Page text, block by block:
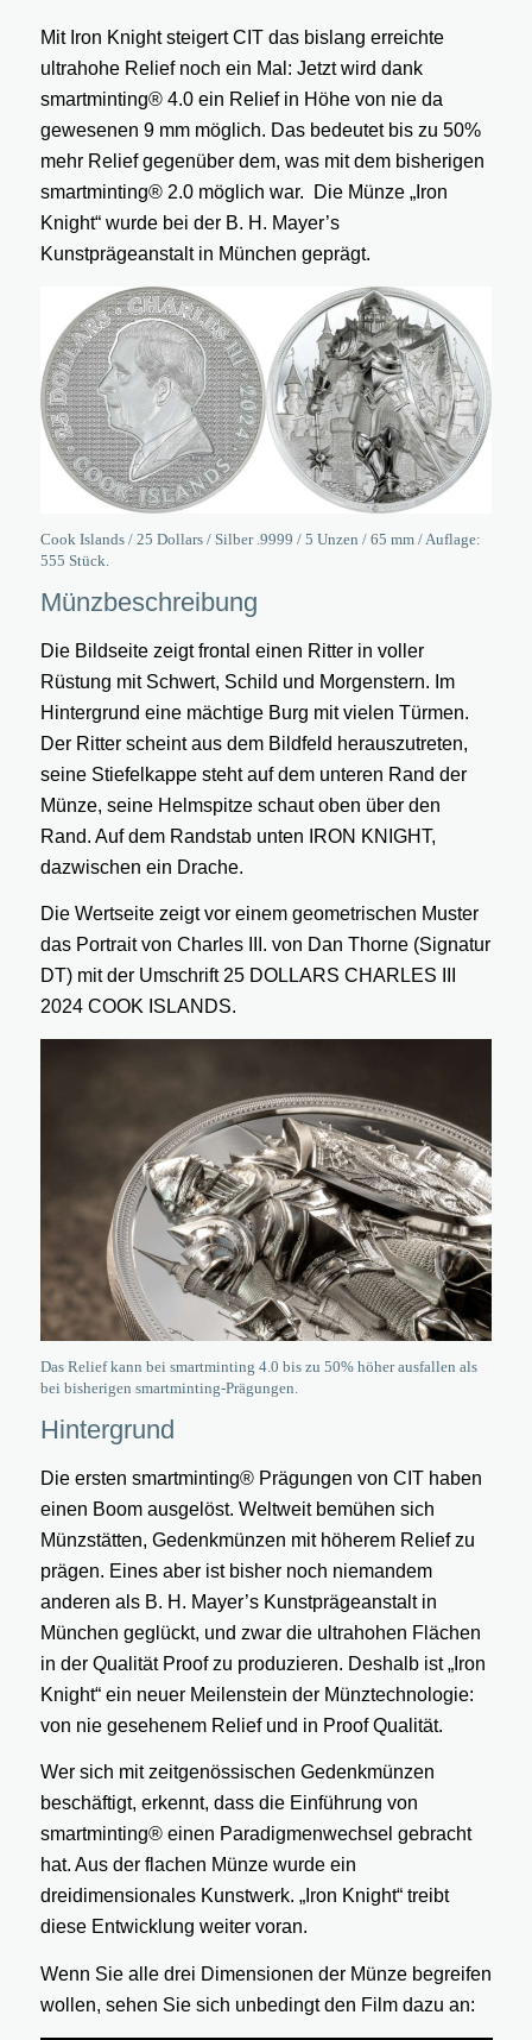
Mit Iron Knight steigert CIT das bislang erreichte
ultrahohe Relief noch ein Mal: Jetzt wird dank
smartminting® 4.0 ein Relief in Höhe von nie da
gewesenen 9 mm möglich. Das bedeutet bis zu 50%
mehr Relief gegenüber dem, was mit dem bisherigen
smartminting® 2.0 möglich war. Die Münze „Iron
Knight“ wurde bei der B. H. Mayer’s
Kunstprägeanstalt in München geprägt.
Cook Islands / 25 Dollars / Silber .9999 / 5 Unzen / 65 mm / Auflage:
555 Stück.
Münzbeschreibung
Die Bildseite zeigt frontal einen Ritter in voller
Rüstung mit Schwert, Schild und Morgenstern. Im
Hintergrund eine mächtige Burg mit vielen Türmen.
Der Ritter scheint aus dem Bildfeld herauszutreten,
seine Stiefelkappe steht auf dem unteren Rand der
Münze, seine Helmspitze schaut oben über den
Rand. Auf dem Randstab unten IRON KNIGHT,
dazwischen ein Drache.
Die Wertseite zeigt vor einem geometrischen Muster
das Portrait von Charles III. von Dan Thorne (Signatur
DT) mit der Umschrift 25 DOLLARS CHARLES III
2024 COOK ISLANDS.
Das Relief kann bei smartminting 4.0 bis zu 50% höher ausfallen als
bei bisherigen smartminting-Prägungen.
Hintergrund
Die ersten smartminting® Prägungen von CIT haben
einen Boom ausgelöst. Weltweit bemühen sich
Münzstätten, Gedenkmünzen mit höherem Relief zu
prägen. Eines aber ist bisher noch niemandem
anderen als B. H. Mayer’s Kunstprägeanstalt in
München geglückt, und zwar die ultrahohen Flächen
in der Qualität Proof zu produzieren. Deshalb ist „Iron
Knight“ ein neuer Meilenstein der Münztechnologie:
von nie gesehenem Relief und in Proof Qualität.
Wer sich mit zeitgenössischen Gedenkmünzen
beschäftigt, erkennt, dass die Einführung von
smartminting® einen Paradigmenwechsel gebracht
hat. Aus der flachen Münze wurde ein
dreidimensionales Kunstwerk. „Iron Knight“ treibt
diese Entwicklung weiter voran.
Wenn Sie alle drei Dimensionen der Münze begreifen
wollen, sehen Sie sich unbedingt den Film dazu an: